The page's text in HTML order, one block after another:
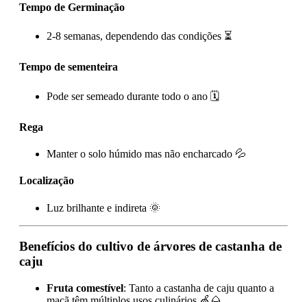
Tempo de Germinação
2-8 semanas, dependendo das condições ⏳
Tempo de sementeira
Pode ser semeado durante todo o ano 🗓️
Rega
Manter o solo húmido mas não encharcado 💦
Localização
Luz brilhante e indireta 🌞
Benefícios do cultivo de árvores de castanha de
caju
Fruta comestível: Tanto a castanha de caju quanto a